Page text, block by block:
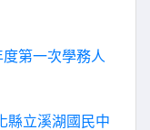
第一次學務人
縣立溪湖國民中